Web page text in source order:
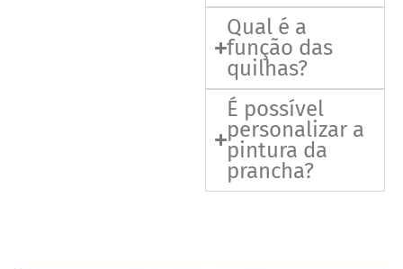
Qual é a
função das
quilhas?
É possível
personalizar a
pintura da
prancha?